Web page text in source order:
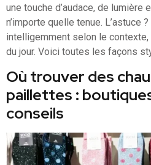
une touche d’audace, de lumière
n’importe quelle tenue. L’astuce
intelligemment selon le
du jour. Voici toutes les façons
Où trouver des
paillettes :
conseils